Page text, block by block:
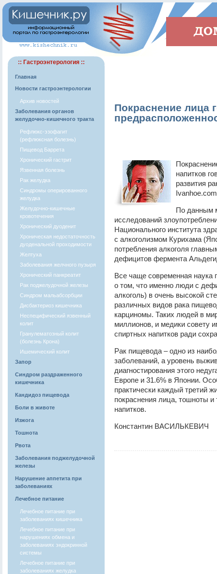
:: Гастроэнтерология ::
Главная
Новости гастроэнтерологии
Архив новостей
Заболевания органов
желудочно-кишечного тракта
Рефлюкс-эзофагит
(рефлюксная болезнь)
Пищевод Баррета
Хронический гастрит
Язвенная болезнь
Рак желудка
Синдромы оперированного
желудка
Желудочно-кишечные
кровотечения
Хронический дуоденит
Хроническая недостаточность
дуоденальной проходимости
Желтуха
Заболевания желчного пузыря
Хронический панкреатит
Рак поджелудочной железы
Синдром мальабсорбции
Дисбактериоз кишечника
Неспецифический язвенный
колит
Гранулематозный колит
(болезнь Крона)
Ишемический колит
Запор
Синдром раздраженного
кишечника
Кандидоз пищевода
Боли в животе
Изжога
Тошнота
Рвота
Заболевания поджелудочной
железы
Нарушение аппетита при
заболеваниях
Лечебное питание
Лечебное питание при
заболеваниях кишечника
Лечебное питание при
нарушениях обмена и
заболеваниях эндокринной
системы
Лечебное питание при
заболеваниях желудка
Покраснение лица
напитков
развития
По данным
исследований
Национального института
с алкоголизмом Курихама
потребления алкоголя
дефицитов фермента
Все чаще современная наука
о том, что именно люди с
алкоголь) в очень высокой
различных видов рака
карциномы. Таких людей в
миллионов, и медики совету
спиртных напитков ради
Рак пищевода – одно из
заболеваний, а уровень
диагностирования этого
Европе и 31.6% в Японии.
практически каждый третий
покраснения лица, тошноты и
напитков.
Константин ВАСИЛЬКЕВИЧ